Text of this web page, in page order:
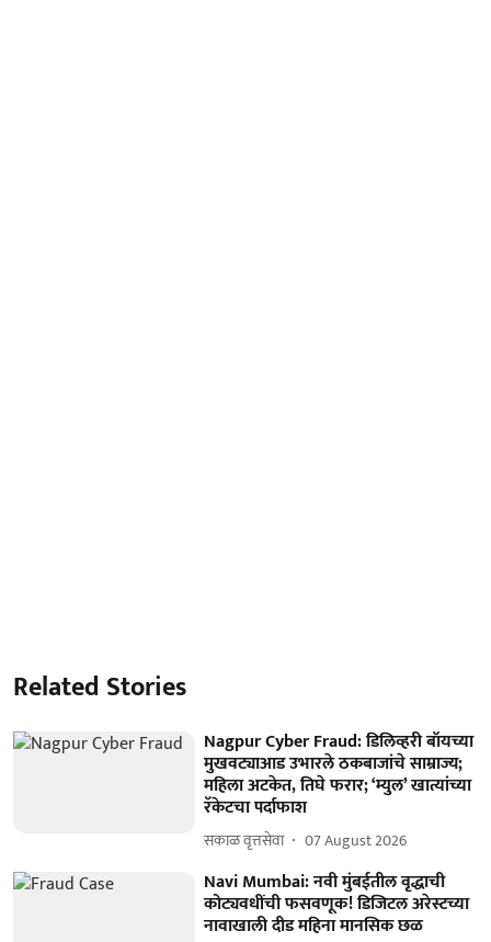
Related Stories
Nagpur Cyber Fraud: डिलिव्हरी बॉयच्या
मुखवट्याआड उभारले ठकबाजांचे साम्राज्य;
महिला अटकेत, तिघे फरार; ‘म्युल’ खात्यांच्या
रॅकेटचा पर्दाफाश
सकाळ वृत्तसेवा 07 August 2026
Navi Mumbai: नवी मुंबईतील वृद्धाची
कोट्यवधींची फसवणूक! डिजिटल अरेस्टच्या
नावाखाली दीड महिना मानसिक छळ